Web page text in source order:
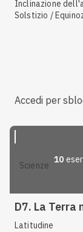
Inclinazione
Solstizio /
Accedi per
scienze
10
D7. La Terra
Latitudine